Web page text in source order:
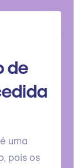
de
uma
pois os